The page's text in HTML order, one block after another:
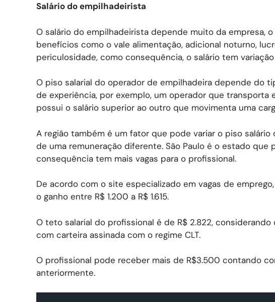
Salário do empilhadeirista
O salário do empilhadeirista depende muito da empresa,
benefícios como o vale alimentação, adicional noturno,
periculosidade, como consequência, o salário tem
O piso salarial do operador de empilhadeira depende do
de experiência, por exemplo, um operador que transporta
possui o salário superior ao outro que movimenta uma
A região também é um fator que pode variar o piso
de uma remuneração diferente. São Paulo é o estado
consequência tem mais vagas para o profissional.
De acordo com o site especializado em vagas de
o ganho entre R$ 1.200 a R$ 1.615.
O teto salarial do profissional é de R$ 2.822,
com carteira assinada com o regime CLT.
O profissional pode receber mais de R$3.500 contando
anteriormente.